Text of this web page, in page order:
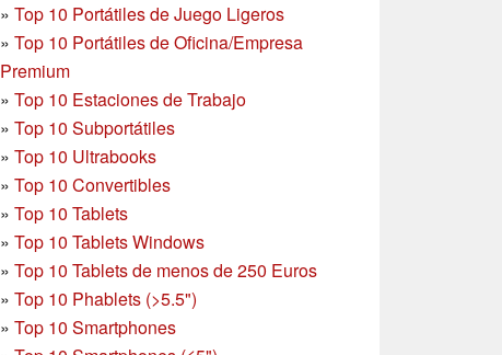
» Top 10 Portátiles de Juego Ligeros
» Top 10 Portátiles de Oficina/Empresa
Premium
» Top 10 Estaciones de Trabajo
» Top 10 Subportátiles
» Top 10 Ultrabooks
» Top 10 Convertibles
» Top 10 Tablets
» Top 10 Tablets Windows
» Top 10 Tablets de menos de 250 Euros
» Top 10 Phablets (>5.5")
» Top 10 Smartphones